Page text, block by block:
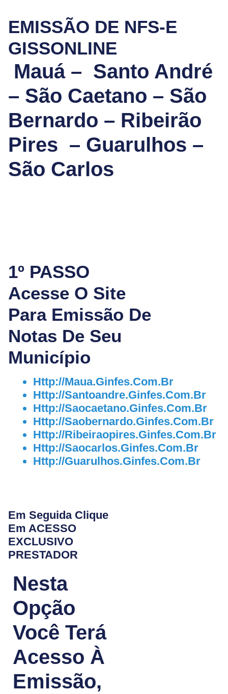
EMISSÃO DE NFS-E
GISSONLINE
Mauá – Santo André
– São Caetano – São
Bernardo – Ribeirão
Pires – Guarulhos –
São Carlos
1º PASSO
Acesse O Site
Para Emissão De
Notas De Seu
Município
Http://maua.ginfes.com.br
Http://santoandre.ginfes.com.br
Http://saocaetano.ginfes.com.br
Http://saobernardo.ginfes.com.br
Http://ribeiraopires.ginfes.com.br
Http://saocarlos.ginfes.com.br
Http://guarulhos.ginfes.com.br
Em Seguida Clique
Em ACESSO
EXCLUSIVO
PRESTADOR
Nesta
Opção
Você Terá
Acesso À
Emissão,